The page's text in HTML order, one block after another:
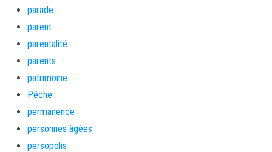
parade
parent
parentalité
parents
patrimoine
Pêche
permanence
personnes âgées
persopolis